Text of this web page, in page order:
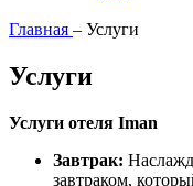
Главная – Услуги
Услуги
Услуги отеля Iman
Завтрак:
завтраком,